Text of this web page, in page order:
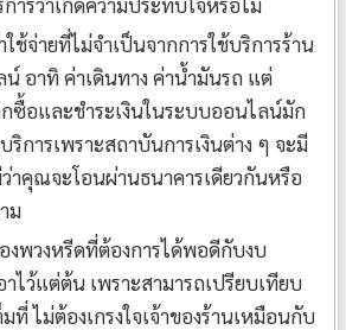
ช้จ่ายที่ไม่จำเป็นจากการใช้บริการร้าน
อาทิ ค่าเดินทาง ค่าน้ำมันรถ แต่
ซื้อและชำระเงินในระบบออนไลน์มัก
ริการเพราะสถาบันการเงินต่าง ๆ จะมี
าคุณจะโอนผ่านธนาคารเดียวกันหรือ
ม
งพวงหรีดที่ต้องการได้พอดีกับงบ
ไว้แต่ต้น เพราะสามารถเปรียบเทียบ
มที่ ไม่ต้องเกรงใจเจ้าของร้านเหมือนกับ